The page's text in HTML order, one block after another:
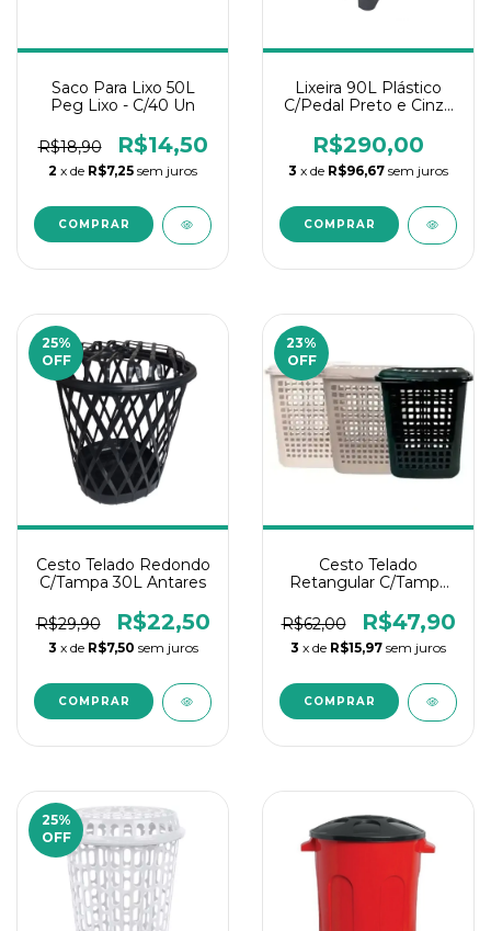
Saco Para Lixo 50L
Peg Lixo - C/40 Un
R$18,90 R$14,50
2 x de R$7,25 sem juros
Lixeira 90L Plástico
C/Pedal Preto e Cinza
R$290,00
3 x de R$96,67 sem juros
25%
OFF
Cesto Telado Redondo
C/Tampa 30L Antares
R$29,90 R$22,50
3 x de R$7,50 sem juros
23%
OFF
Cesto Telado
Retangular C/Tampa
R$62,00
R$47,90
3 x de R$15,97 sem juros
25%
OFF